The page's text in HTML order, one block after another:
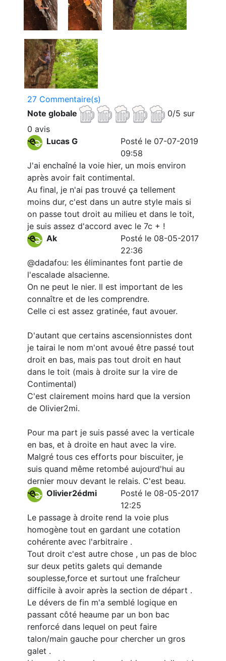
27 Commentaire(s)
Note globale
0/5 sur
0 avis
Lucas G
Posté le 07-07-2019
09:58
J'ai enchaîné la voie hier, un mois environ
après avoir fait contimental.
Au final, je n'ai pas trouvé ça tellement
moins dur, c'est dans un autre style mais si
on passe tout droit au milieu et dans le toit,
je suis assez d'accord avec le 7c + !
Ak
Posté le 08-05-2017
22:36
@dadafou: les éliminantes font partie de
l'escalade alsacienne.
On ne peut le nier. Il est important de les
connaître et de les comprendre.
Celle ci est assez gratinée, faut avouer.
D'autant que certains ascensionnistes dont
je tairai le nom m'ont avoué être passé tout
droit en bas, mais pas tout droit en haut
dans le toit (mais à droite sur la vire de
Contimental)
C'est clairement moins hard que la version
de Olivier2mi.
Pour ma part je suis passé avec la verticale
en bas, et à droite en haut avec la vire.
Malgré tous ces efforts pour biscuiter, je
suis quand même retombé aujourd'hui au
dernier mouv devant le relais. C'est beau.
Olivier2édmi
Posté le 08-05-2017
12:25
Le passage à droite rend la voie plus
homogène tout en gardant une cotation
cohérente avec l'arbitraire .
Tout droit c'est autre chose , un pas de bloc
sur deux petits galets qui demande
souplesse,force et surtout une fraîcheur
difficile à avoir après la section de départ .
Le dévers de fin m'a semblé logique en
passant côté heaume par un bon bac
renforcé dans lequel on peut faire
talon/main gauche pour chercher un gros
galet .